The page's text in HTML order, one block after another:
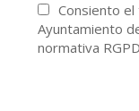
Consiento
Ayuntamiento
normativa